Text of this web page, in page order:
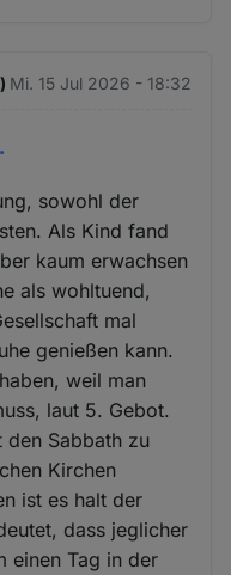
Mi. 15 Jul 2026 - 18:32
sowohl der
Als Kind fand
kaum erwachsen
als wohltuend,
mal
genießen kann.
weil man
laut 5. Gebot.
den Sabbath zu
Kirchen
ist es halt der
dass jeglicher
einen Tag in der